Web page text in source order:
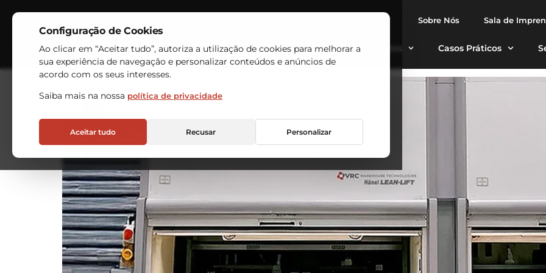
Configuração de Cookies
Ao clicar em “Aceitar tudo”, autoriza a utilização de cookies para melhorar a
sua experiência de navegação e personalizar conteúdos e anúncios de
acordo com os seus interesses.
Saiba mais na nossa política de privacidade
Aceitar tudo Recusar Personalizar
Sobre Nós Sala de
Indústrias Armazéns Automáticos Aplicações Casos Práticos
Setor:Automóvel, Caminho de Ferro
DELTA VIGO eleva a sua eficiência com dois